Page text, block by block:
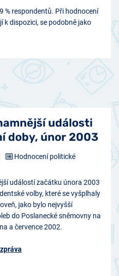
% respondentů. Při hodnocení
k dispozici, se podobně jako
události
doby, únor 2003
událostí začátku února 2003
volby, které se vyšplhaly
jako bylo nejvyšší
do Poslanecké sněmovny na
a července 2002.
Hodnocení politické